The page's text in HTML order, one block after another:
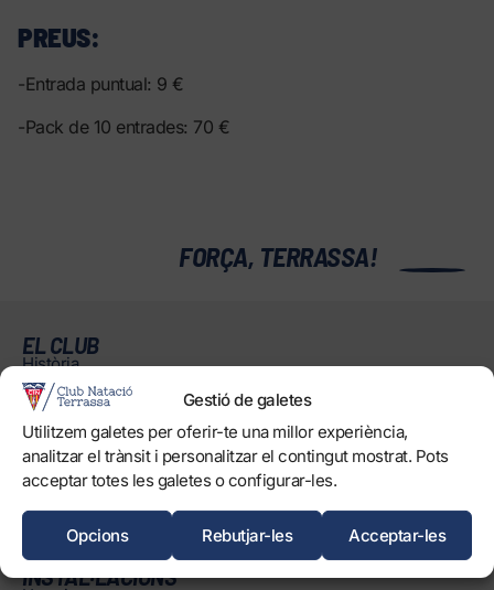
Gestió de galetes
Utilitzem galetes per oferir-te una millor experiència,
analitzar el trànsit i personalitzar el contingut mostrat. Pots
acceptar totes les galetes o configurar-les.
Acceptar-les
Rebutjar-les
Opcions
PREUS:
-Entrada puntual: 9 €
-Pack de 10 entrades: 70 €
FORÇA, TERRASSA!
EL CLUB
Història
Òrgans
Informació corporativa i transparència
Treballa amb nosaltres
Protecció dels Infants
Objectius de Desenvolupament Sostenible
INSTAL·LACIONS